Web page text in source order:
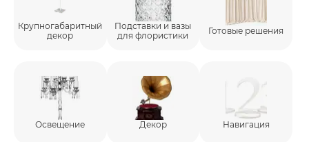
Крупногабаритный
декор
Подставки и вазы
для флористики
Готовые решения
Освещение Декор Навигация